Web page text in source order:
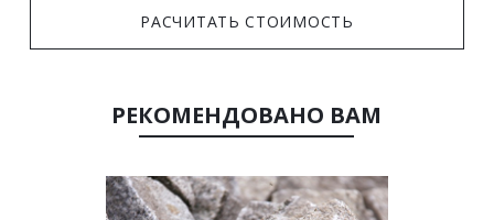
РАСЧИТАТЬ СТОИМОСТЬ
РЕКОМЕНДОВАНО ВАМ